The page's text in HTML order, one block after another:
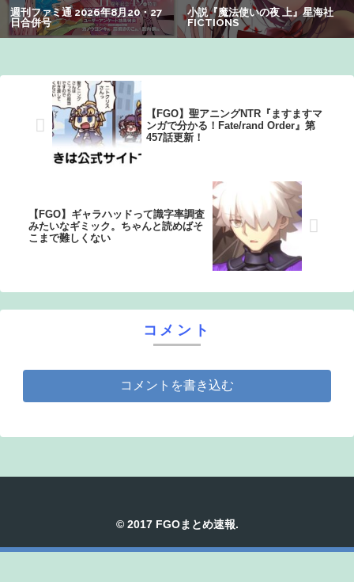
【FGO】聖アニングNTR『ますますマ
ンガで分かる！Fate/rand Order』第
457話更新！
【FGO】ギャラハッドって識字率調査
みたいなギミック。ちゃんと読めばそ
こまで難しくない
コメント
コメントを書き込む
© 2017 FGOまとめ速報.